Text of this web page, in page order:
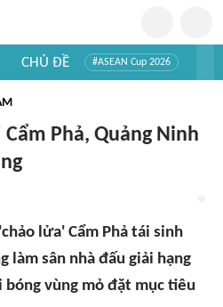
CHỦ ĐỀ #ASEAN Cup 2026
phá thế giới
Phả, Quảng Ninh
lửa' Cẩm Phả tái sinh
làm sân nhà đấu giải hạng
vùng mỏ đặt mục tiêu